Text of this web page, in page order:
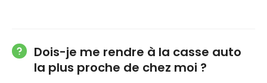
Dois-je me rendre à la casse auto
la plus proche de chez moi ?